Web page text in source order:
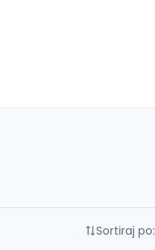
Sortiraj po: